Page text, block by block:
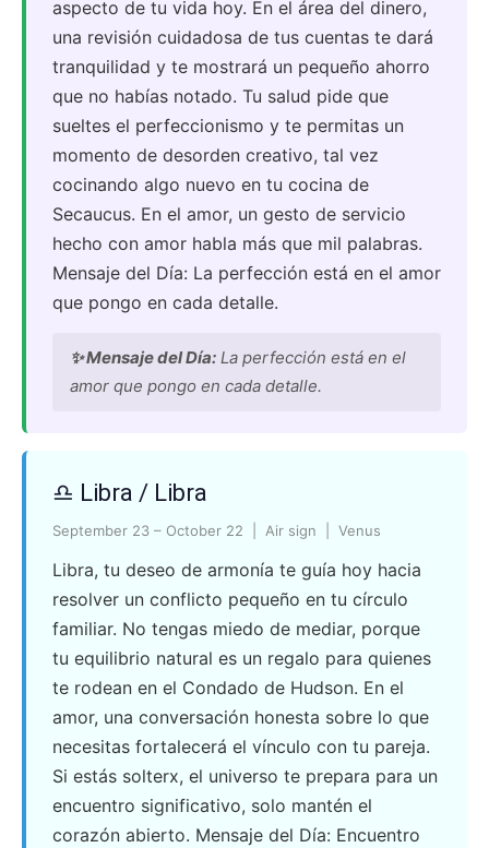
aspecto de tu vida hoy. En el área del dinero,
una revisión cuidadosa de tus cuentas te dará
tranquilidad y te mostrará un pequeño ahorro
que no habías notado. Tu salud pide que
sueltes el perfeccionismo y te permitas un
momento de desorden creativo, tal vez
cocinando algo nuevo en tu cocina de
Secaucus. En el amor, un gesto de servicio
hecho con amor habla más que mil palabras.
Mensaje del Día: La perfección está en el amor
que pongo en cada detalle.
✨ Mensaje del Día: La perfección está en el
amor que pongo en cada detalle.
♎ Libra / Libra
September 23 – October 22 | Air sign | Venus
Libra, tu deseo de armonía te guía hoy hacia
resolver un conflicto pequeño en tu círculo
familiar. No tengas miedo de mediar, porque
tu equilibrio natural es un regalo para quienes
te rodean en el Condado de Hudson. En el
amor, una conversación honesta sobre lo que
necesitas fortalecerá el vínculo con tu pareja.
Si estás solterx, el universo te prepara para un
encuentro significativo, solo mantén el
corazón abierto. Mensaje del Día: Encuentro